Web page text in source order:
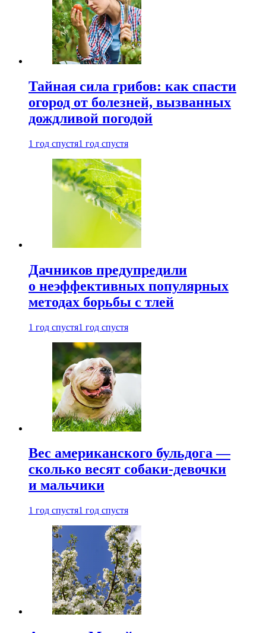
Тайная сила грибов: как спасти
огород от болезней, вызванных
дождливой погодой
1 год спустя1 год спустя
Дачников предупредили
о неэффективных популярных
методах борьбы с тлей
1 год спустя1 год спустя
Вес американского бульдога —
сколько весят собаки-девочки
и мальчики
1 год спустя1 год спустя